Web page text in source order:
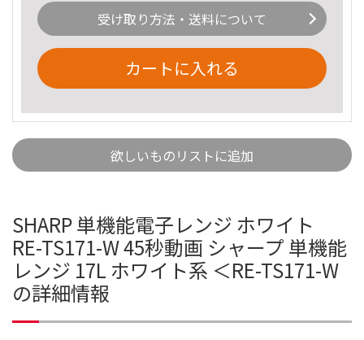
受け取り方法・送料について
カートに入れる
欲しいものリストに追加
SHARP 単機能電子レンジ ホワイト
RE-TS171-W 45秒動画 シャープ 単機能
レンジ 17L ホワイト系 ＜RE-TS171-W
の詳細情報